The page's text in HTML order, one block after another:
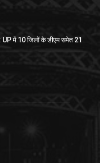
में 10 जिलों के डीएम समेत 21